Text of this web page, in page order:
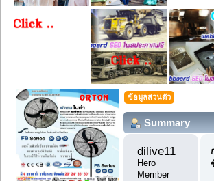
ข้อมูลส่วนตัว
Summary
dilive11
Hero
Member